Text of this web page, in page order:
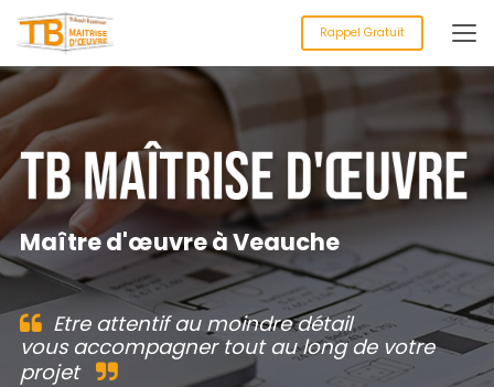
au
contenu
principal
Rappel Gratuit
Maître d'œuvre à Veauche
Etre attentif au moindre détail
vous accompagner tout au long de votre
projet